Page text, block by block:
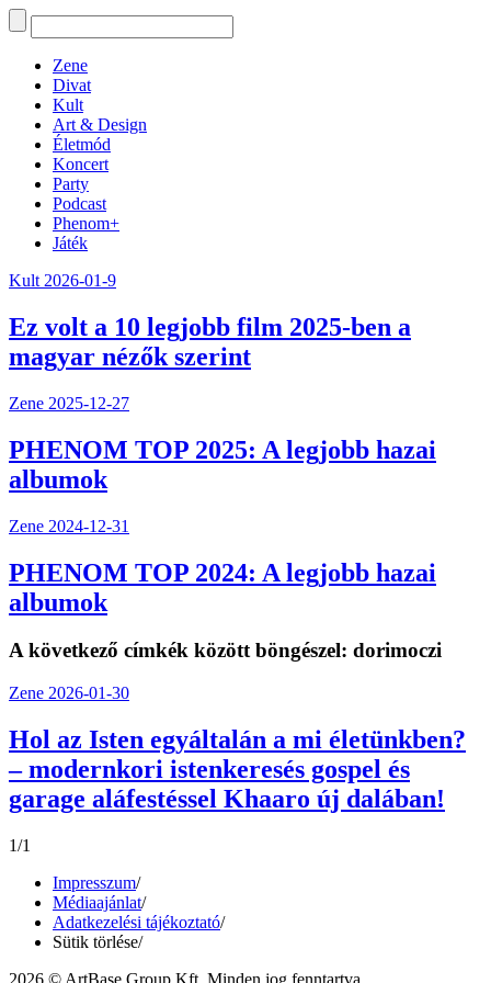
Zene
Divat
Kult
Art & Design
Életmód
Koncert
Party
Podcast
Phenom+
Játék
Kult 2026-01-9
Ez volt a 10 legjobb film 2025-ben a
magyar nézők szerint
Zene 2025-12-27
PHENOM TOP 2025: A legjobb hazai
albumok
Zene 2024-12-31
PHENOM TOP 2024: A legjobb hazai
albumok
A következő címkék között böngészel: dorimoczi
Zene 2026-01-30
Hol az Isten egyáltalán a mi életünkben?
– modernkori istenkeresés gospel és
garage aláfestéssel Khaaro új dalában!
1/1
Impresszum/
Médiaajánlat/
Adatkezelési tájékoztató/
Sütik törlése/
2026 © ArtBase Group Kft. Minden jog fenntartva.